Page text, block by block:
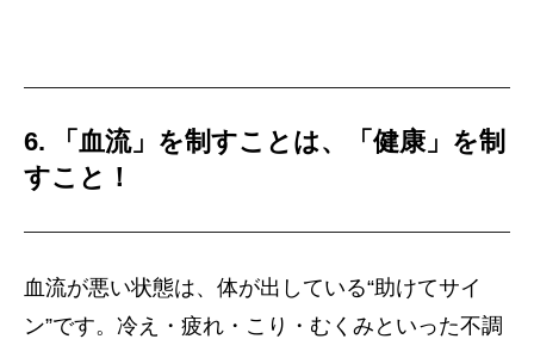
6. 「血流」を制すことは、「健康」を制
すこと！
血流が悪い状態は、体が出している“助けてサイ
ン”です。冷え・疲れ・こり・むくみといった不調